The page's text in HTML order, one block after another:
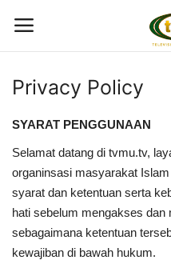
Live Streaming
Berita
Program
Privacy Policy
SYARAT PENGGUNAAN
Selamat datang di tvmu.tv,
organinsasi masyarakat
syarat dan ketentuan serta
hati sebelum mengakses dan
sebagaimana ketentuan
kewajiban di bawah hukum.